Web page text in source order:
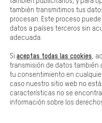
MÁS
Básica
Las cookies básicas
también transmitimos tus
procesan. Este proceso
datos a países terceros sin
adecuada.
Si aceptas todas las cookies ,
transmisión de datos también
tu consentimiento en
caso nuestro sitio web no
características no se
información sobre los